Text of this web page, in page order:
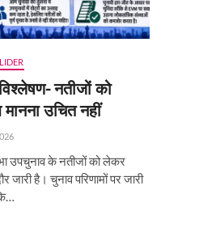
नतीजों को
मानना उचित नहीं
उपचुनाव के नतीजों को लेकर
जारी है। चुनाव परिणामों पर जारी